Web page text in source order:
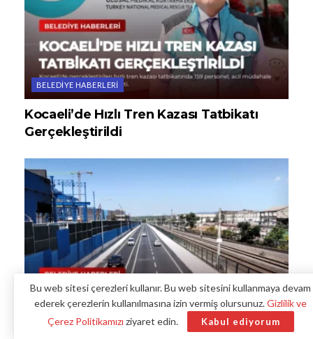
BELEDIYE HABERLERI
Kocaeli’de Hızlı Tren Kazası Tatbikatı
Gerçekleştirildi
Bu web sitesi çerezleri kullanır. Bu web sitesini kullanmaya devam
ederek çerezlerin kullanılmasına izin vermiş olursunuz.Gizlilik ve
Çerez Politikamızı ziyaret edin. Kabul ediyorum